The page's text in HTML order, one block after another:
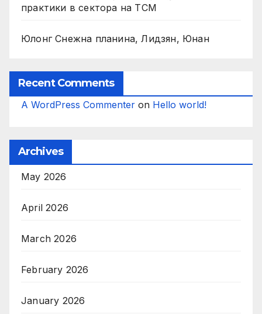
практики в сектора на TCM
Юлонг Снежна планина, Лидзян, Юнан
Recent Comments
A WordPress Commenter on Hello world!
Archives
May 2026
April 2026
March 2026
February 2026
January 2026